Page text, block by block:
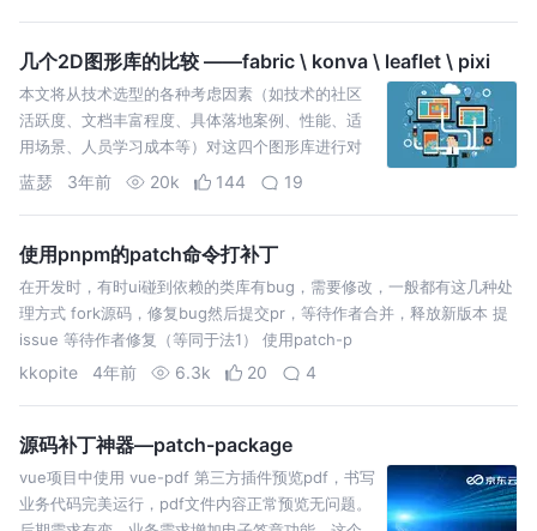
几个2D图形库的比较 ——fabric \ konva \ leaflet \ pixi
本文将从技术选型的各种考虑因素（如技术的社区
活跃度、文档丰富程度、具体落地案例、性能、适
用场景、人员学习成本等）对这四个图形库进行对
比, 并针对编辑能力做了详细的对比表~
蓝瑟 3年前 20k 144 19
使用pnpm的patch命令打补丁
在开发时，有时ui碰到依赖的类库有bug，需要修改，一般都有这几种处
理方式 fork源码，修复bug然后提交pr，等待作者合并，释放新版本 提
issue 等待作者修复（等同于法1） 使用patch-p
kkopite 4年前 6.3k 20 4
源码补丁神器—patch-package
vue项目中使用 vue-pdf 第三方插件预览pdf，书写
业务代码完美运行，pdf文件内容正常预览无问题。